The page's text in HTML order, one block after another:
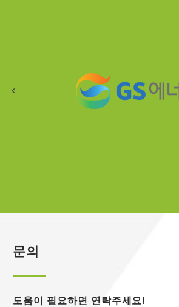
문의
도움이 필요하면 연락주세요!